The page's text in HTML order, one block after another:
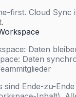
first. Cloud Sync
Daten
Daten
sind Ende-zu-